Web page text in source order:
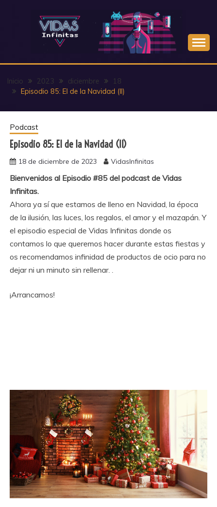
Inicio 2023 diciembre
18
Episodio 85: El de la Navidad (II)
Podcast
Episodio 85: El de la Navidad (II)
18 de diciembre de 2023 VidasInfinitas
Bienvenidos al Episodio #85 del podcast de Vidas
Infinitas.
Ahora ya sí que estamos de lleno en Navidad, la época
de la ilusión, las luces, los regalos, el amor y el mazapán. Y
el episodio especial de Vidas Infinitas donde os
contamos lo que queremos hacer durante estas fiestas y
os recomendamos infinidad de productos de ocio para no
dejar ni un minuto sin rellenar. .
¡Arrancamos!